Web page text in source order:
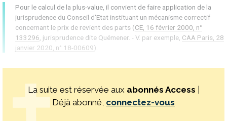
Pour le calcul de la plus-value, il convient de faire application de la
jurisprudence du Conseil d'Etat instituant un mécanisme correctif
concernant le prix de revient des parts (CE, 16 février 2000, n°
133296, jurisprudence dite Quémener. - V. par exemple, CAA Paris, 28
janvier 2020, n° 18-00609).
La suite est réservée aux abonnés Access |
Déjà abonné, connectez-vous